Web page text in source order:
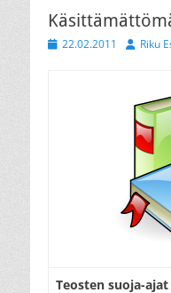
Posted
22.02.2011 Author
Riku
Teosten suoja-